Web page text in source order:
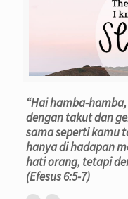
“Hai hamba-
dengan takut dan
sama seperti kamu
hanya di hadapan
hati orang, tetapi
(Efesus 6:5-7)